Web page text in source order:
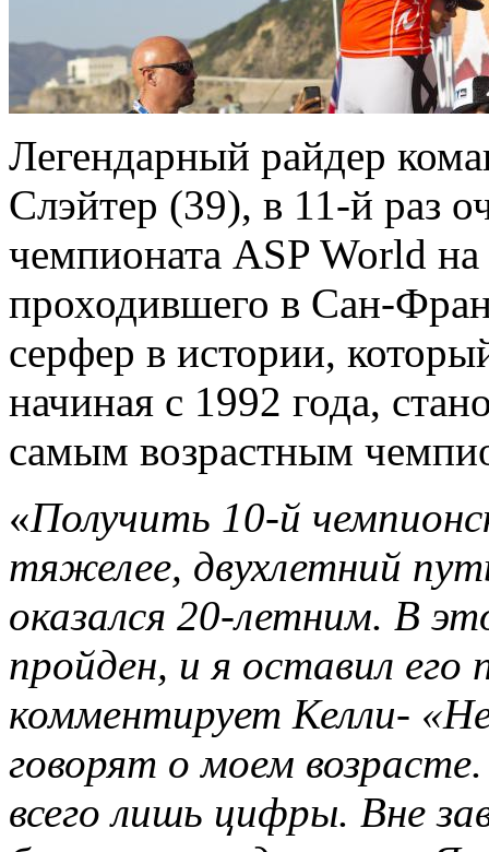
Легендарный райдер
Слэйтер (39), в 11-й раз
чемпионата ASP World
проходившего в Сан-
серфер в истории,
начиная с 1992 года,
самым возрастным
«Получить 10-й
тяжелее, двухлетний
оказался 20-летним. В
пройден, и я оставил его
комментирует Келли-
говорят о моем
всего лишь цифры. Вне